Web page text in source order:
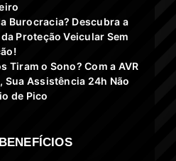
Burocracia? Descubra a
Proteção Veicular Sem
Tiram o Sono? Com a AVR
Sua Assistência 24h Não
de Pico